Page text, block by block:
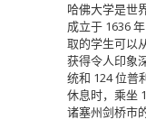
哈佛大学是世
成立于 1636
取的学生可以
获得令人印象
统和 124 位普
休息时，乘坐
诸塞州剑桥市